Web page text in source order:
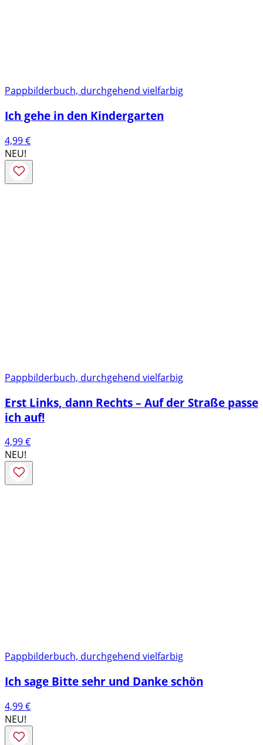
Pappbilderbuch, durchgehend vielfarbig
Ich gehe in den Kindergarten
4,99€
NEU!
Pappbilderbuch, durchgehend vielfarbig
Erst Links, dann Rechts – Auf der Straße passe
ich auf!
4,99€
NEU!
Pappbilderbuch, durchgehend vielfarbig
Ich sage Bitte sehr und Danke schön
4,99€
NEU!